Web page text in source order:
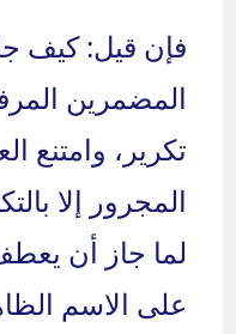
فإن قيل: كيف
المضمرين
تكرير، وامتنع
المجرور إلا
لما جاز أن
على الاسم